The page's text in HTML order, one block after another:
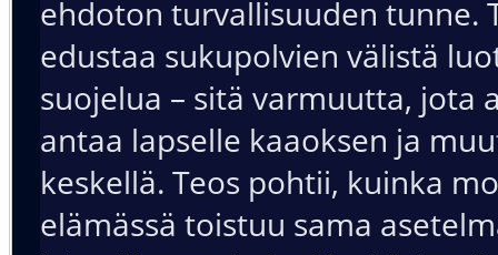
ehdoton turvallisuuden tunne.
edustaa sukupolvien välistä
suojelua – sitä varmuutta, jota
antaa lapselle kaaoksen ja
keskellä. Teos pohtii, kuinka
elämässä toistuu sama